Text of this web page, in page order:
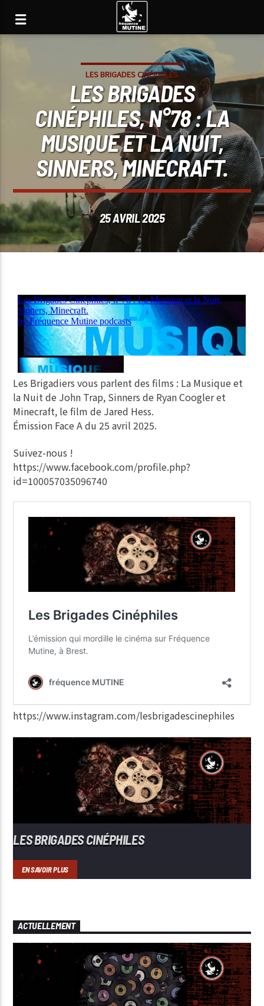
LES BRIGADES CINÉPHILES
LES BRIGADES
CINÉPHILES, N°78 : LA
MUSIQUE ET LA NUIT,
SINNERS, MINECRAFT.
25 AVRIL 2025
Les Brigadiers vous parlent des films : La Musique et
la Nuit de John Trap, Sinners de Ryan Coogler et
Minecraft, le film de Jared Hess.
Émission Face A du 25 avril 2025.
Suivez-nous !
https://www.facebook.com/profile.php?
id=100057035096740
https://www.instagram.com/lesbrigadescinephiles
LES BRIGADES CINÉPHILES
EN SAVOIR PLUS
ACTUELLEMENT